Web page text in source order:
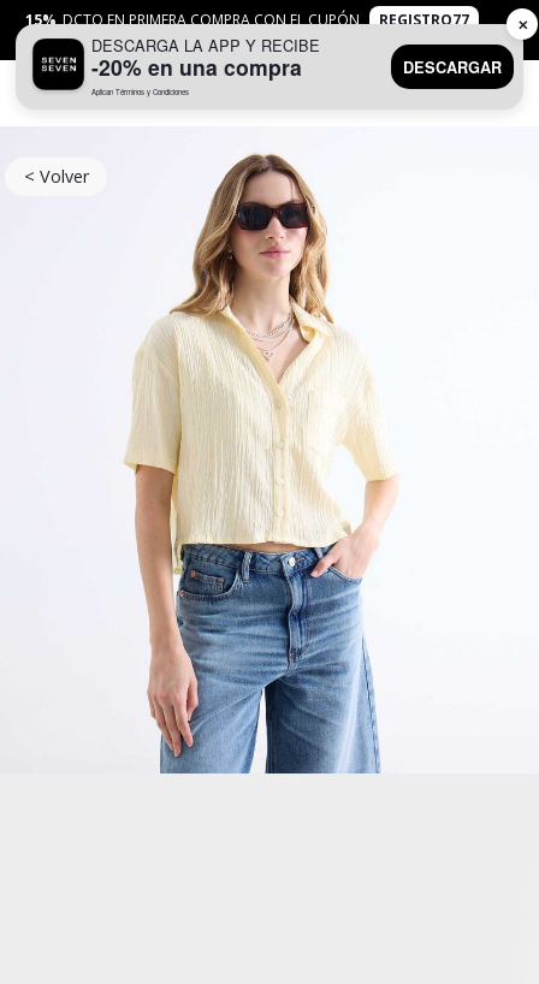
15% DCTO EN PRIMERA COMPRA CON EL CUPÓN
REGISTRO77
APLICANTYC
< Volver
DESCARGA LA APP Y RECIBE
-20% en una compra
Aplican Términos y Condiciones
DESCARGAR
✕